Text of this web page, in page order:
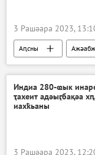
3 Рашәара 2023,
Аԥсны
Индиа 280-ҩык
ҭахеит адәыӷбақәа
иахҟьаны
3 Рашәара 2023,